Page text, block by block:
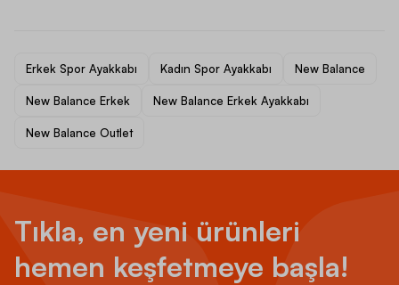
Erkek Spor Ayakkabı Kadın Spor Ayakkabı New Balance
New Balance Erkek New Balance Erkek Ayakkabı
New Balance Outlet
Tıkla, en yeni ürünleri
hemen keşfetmeye başla!